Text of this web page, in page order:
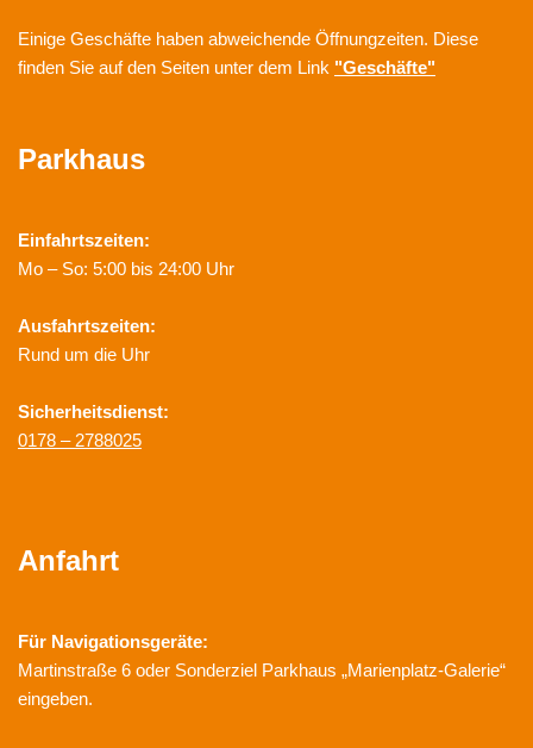
Einige Geschäfte haben abweichende Öffnungzeiten. Diese
finden Sie auf den Seiten unter dem Link "Geschäfte"
Parkhaus
Einfahrtszeiten:
Mo – So: 5:00 bis 24:00 Uhr
Ausfahrtszeiten:
Rund um die Uhr
Sicherheitsdienst:
0178 – 2788025
Anfahrt
Für Navigationsgeräte:
Martinstraße 6 oder Sonderziel Parkhaus „Marienplatz-Galerie“
eingeben.